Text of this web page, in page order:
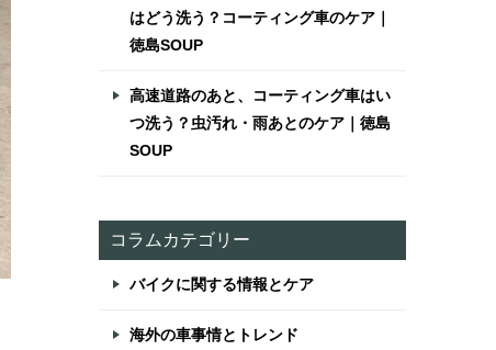
はどう洗う？コーティング車のケア｜
徳島SOUP
高速道路のあと、コーティング車はい
つ洗う？虫汚れ・雨あとのケア｜徳島
SOUP
コラムカテゴリー
バイクに関する情報とケア
海外の車事情とトレンド